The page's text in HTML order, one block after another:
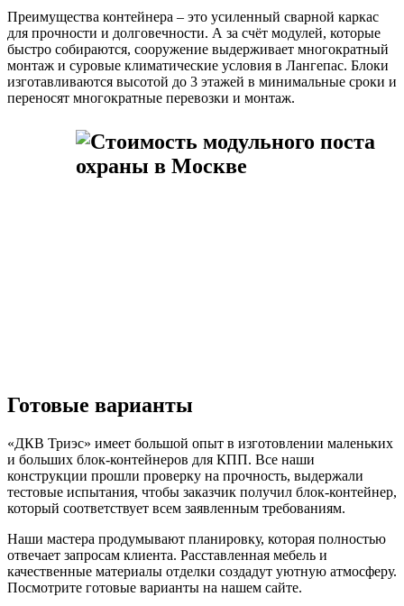
Преимущества контейнера – это усиленный сварной каркас
для прочности и долговечности. А за счёт модулей, которые
быстро собираются, сооружение выдерживает многократный
монтаж и суровые климатические условия в Лангепас. Блоки
изготавливаются высотой до 3 этажей в минимальные сроки и
переносят многократные перевозки и монтаж.
Готовые варианты
«ДКВ Триэс» имеет большой опыт в изготовлении маленьких
и больших блок-контейнеров для КПП. Все наши
конструкции прошли проверку на прочность, выдержали
тестовые испытания, чтобы заказчик получил блок-контейнер,
который соответствует всем заявленным требованиям.
Наши мастера продумывают планировку, которая полностью
отвечает запросам клиента. Расставленная мебель и
качественные материалы отделки создадут уютную атмосферу.
Посмотрите готовые варианты на нашем сайте.